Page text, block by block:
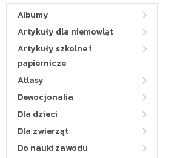
Albumy
Artykuły dla niemowląt
Artykuły szkolne i
papiernicze
Atlasy
Dewocjonalia
Dla dzieci
Dla zwierząt
Do nauki zawodu